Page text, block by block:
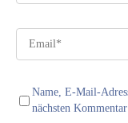
Name, E-Mail-
nächsten